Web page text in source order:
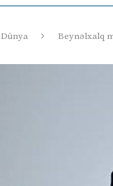
Dünya Beynəlxalq